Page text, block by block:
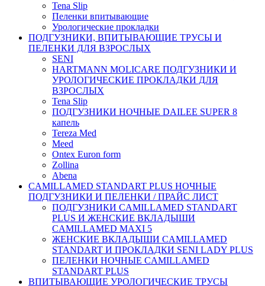
Tena Slip
Пеленки впитывающие
Урологические прокладки
ПОДГУЗНИКИ, ВПИТЫВАЮЩИЕ ТРУСЫ И
ПЕЛЕНКИ ДЛЯ ВЗРОСЛЫХ
SENI
HARTMANN MOLICARE ПОДГУЗНИКИ И
УРОЛОГИЧЕСКИЕ ПРОКЛАДКИ ДЛЯ
ВЗРОСЛЫХ
Tena Slip
ПОДГУЗНИКИ НОЧНЫЕ DAILEE SUPER 8
капель
Tereza Med
Meed
Ontex Euron form
Zollina
Abena
CAMILLAMED STANDART PLUS НОЧНЫЕ
ПОДГУЗНИКИ И ПЕЛЕНКИ / ПРАЙС ЛИСТ
ПОДГУЗНИКИ CAMILLAMED STANDART
PLUS И ЖЕНСКИЕ ВКЛАДЫШИ
CAMILLAMED MAXI 5
ЖЕНСКИЕ ВКЛАДЫШИ CAMILLAMED
STANDART И ПРОКЛАДКИ SENI LADY PLUS
ПЕЛЕНКИ НОЧНЫЕ CAMILLAMED
STANDART PLUS
ВПИТЫВАЮЩИЕ УРОЛОГИЧЕСКИЕ ТРУСЫ